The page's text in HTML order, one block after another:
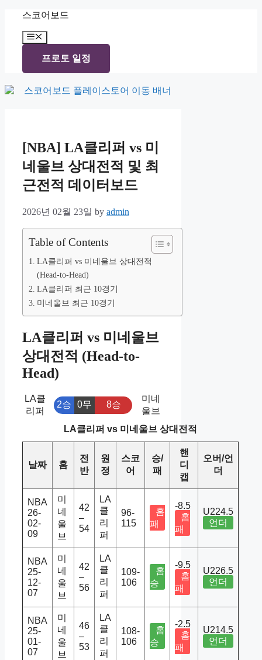
content
스코어보드
Menu
프로토 일정
[NBA] LA클리퍼 vs 미
네울브 상대전적 및 최
근전적 데이터보드
2026년 02월 23일 by admin
Table of Contents
LA클리퍼 vs 미네울브 상대전적
(Head-to-Head)
LA클리퍼 최근 10경기
미네울브 최근 10경기
LA클리퍼 vs 미네울브
상대전적 (Head-to-
Head)
LA클
리퍼
2승 0무 8승
미네
울브
LA클리퍼 vs 미네울브 상대전적
날짜 홈
전
반
원
정
스코
어
승/
패
핸
디
캡
오버/언
더
NBA
26-
02-
09
미
네
울
브
42
–
54
LA
클
리
퍼
96-
115
홈
패
-8.5
홈
패
U224.5
언더
NBA
25-
12-
07
미
네
울
브
42
–
56
LA
클
리
퍼
109-
106
홈
승
-9.5
홈
패
U226.5
언더
NBA
25-
01-
07
미
네
울
브
46
–
53
LA
클
리
퍼
108-
106
홈
승
-2.5
홈
패
U214.5
언더